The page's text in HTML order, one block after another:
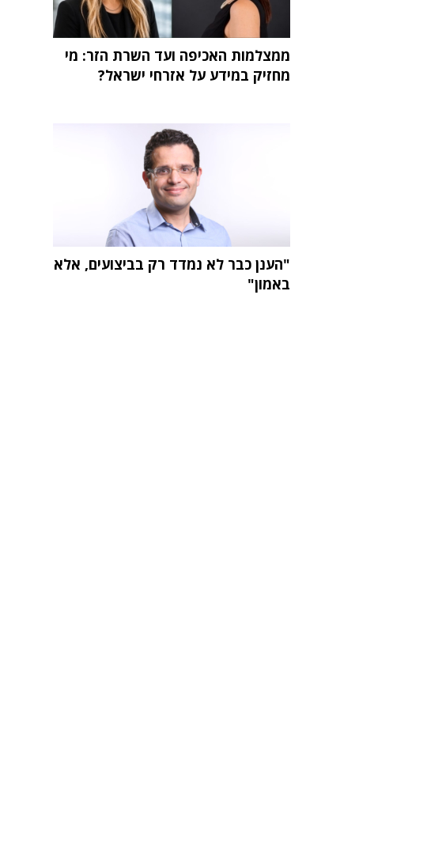
ממצלמות האכיפה ועד השרת הזר: מי
מחזיק במידע על אזרחי ישראל?
"הענן כבר לא נמדד רק בביצועים, אלא
באמון"